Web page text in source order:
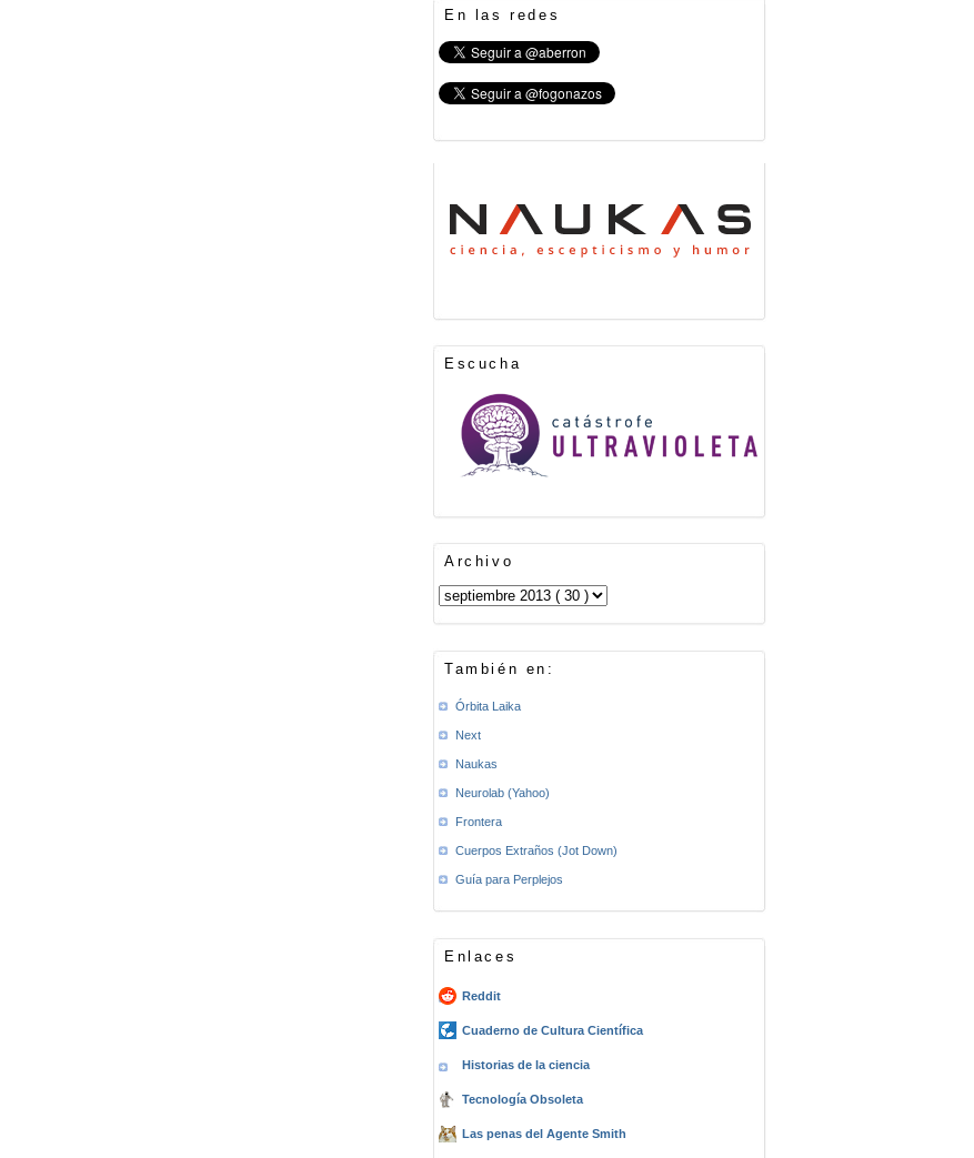
En las redes
Escucha
Archivo
También en:
Órbita Laika
Next
Naukas
Neurolab (Yahoo)
Frontera
Cuerpos Extraños (Jot Down)
Guía para Perplejos
Enlaces
Reddit
Cuaderno de Cultura Científica
Historias de la ciencia
Tecnología Obsoleta
Las penas del Agente Smith